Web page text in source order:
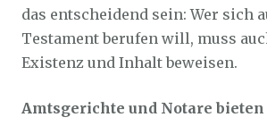
das entscheidend sein: Wer sich
Testament berufen will, muss
Existenz und Inhalt beweisen.
Amtsgerichte und Notare